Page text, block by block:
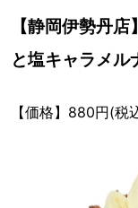
【静岡伊勢丹
と塩キャラメル
【価格】880円(税